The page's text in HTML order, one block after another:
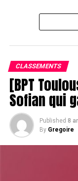
CLASSEMENTS
[BPT
Sofian qui
Published 8
By Gregoire